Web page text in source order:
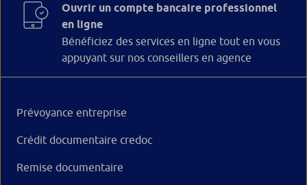
Ouvrir un compte bancaire professionnel
en ligne
Bénéficiez des services en ligne tout en vous
appuyant sur nos conseillers en agence
Prévoyance entreprise
Crédit documentaire credoc
Remise documentaire